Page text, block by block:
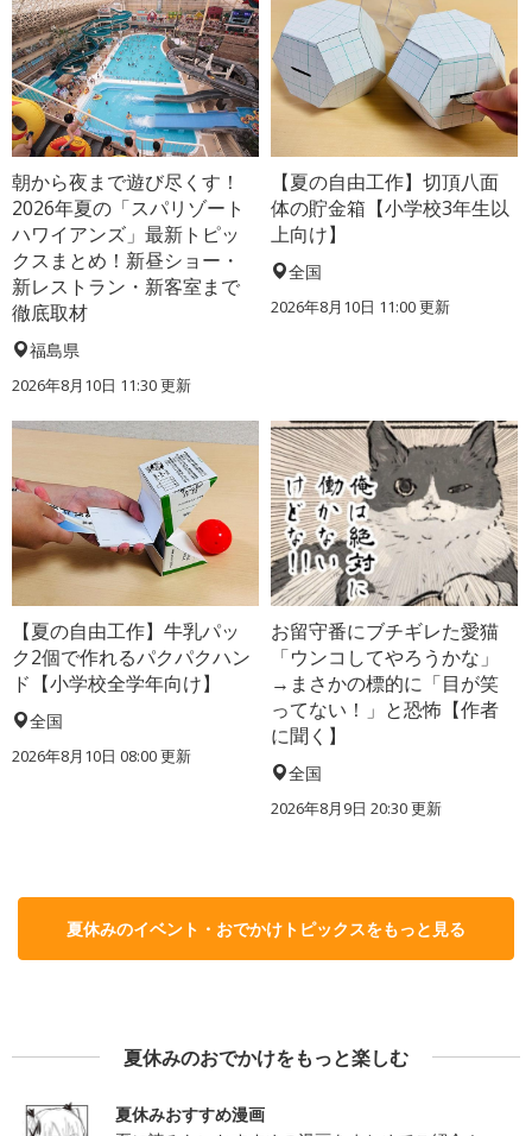
朝から夜まで遊び尽くす！
2026年夏の「スパリゾート
ハワイアンズ」最新トピッ
クスまとめ！新昼ショー・
新レストラン・新客室まで
徹底取材
福島県
2026年8月10日 11:30更新
【夏の自由工作】切頂八面
体の貯金箱【小学校3年生以
上向け】
全国
2026年8月10日 11:00更新
【夏の自由工作】牛乳パッ
ク2個で作れるパクパクハン
ド【小学校全学年向け】
全国
2026年8月10日 08:00更新
お留守番にブチギレた愛猫
「ウンコしてやろうかな」
→まさかの標的に「目が笑
ってない！」と恐怖【作者
に聞く】
全国
2026年8月9日 20:30更新
夏休みのイベント・おでかけトピックスをもっと見る
夏休みのおでかけをもっと楽しむ
夏休みおすすめ漫画